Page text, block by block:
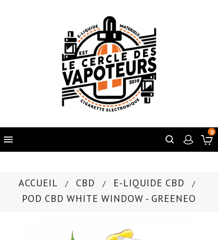

0
ACCUEIL CBD
E-LIQUIDE CBD
POD CBD WHITE WINDOW - GREENEO